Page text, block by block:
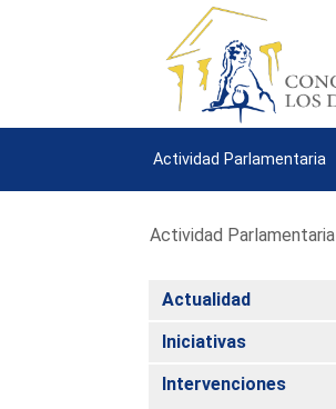
Actividad Parlamentaria
Actividad Parlamentaria
Actualidad
Iniciativas
Intervenciones